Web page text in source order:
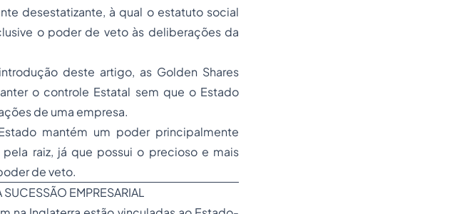
desestatizante, à qual o estatuto social
o poder de veto às deliberações da
deste artigo, as Golden Shares
o controle Estatal sem que o Estado
de uma empresa.
mantém um poder principalmente
raiz, já que possui o precioso e mais
de veto.
EMPRESARIAL